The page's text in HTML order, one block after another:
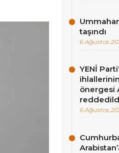
taşındı
6 Ağustos
YENİ
ihlallerinin
önergesi
6 Ağustos